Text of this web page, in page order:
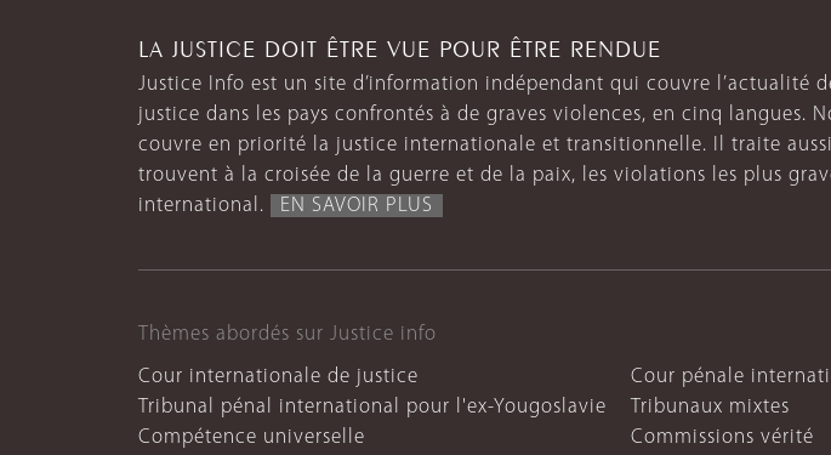
LA JUSTICE DOIT ÊTRE VUE POUR ÊTRE RENDUE
Justice Info est un site d’information indépendant qui couvre l’actualité
justice dans les pays confrontés à de graves violences, en cinq langues.
couvre en priorité la justice internationale et transitionnelle. Il traite
trouvent à la croisée de la guerre et de la paix, les violations les plus
international.
EN SAVOIR PLUS
Thèmes abordés sur Justice info
Cour internationale de justice Cour pénale
Tribunal pénal international pour l'ex-Yougoslavie
Tribunaux mixtes
Compétence universelle
Commissions vérité